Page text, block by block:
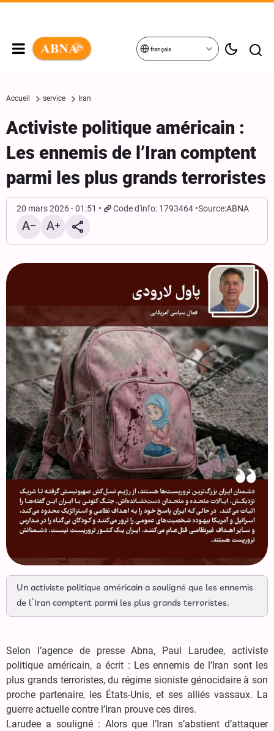
français
Accueil service Iran
Activiste politique américain :
Les ennemis de l’Iran comptent
parmi les plus grands terroristes
20 mars 2026 - 01:51 Code d'info: 1793464 Source:ABNA
Un activiste politique américain a souligné que les ennemis
de l’Iran comptent parmi les plus grands terroristes.
Selon l’agence de presse Abna, Paul Larudee, activiste
politique américain, a écrit : Les ennemis de l’Iran sont les
plus grands terroristes, du régime sioniste génocidaire à son
proche partenaire, les États-Unis, et ses alliés vassaux. La
guerre actuelle contre l’Iran prouve ces dires.
Larudee a souligné : Alors que l’Iran s’abstient d’attaquer